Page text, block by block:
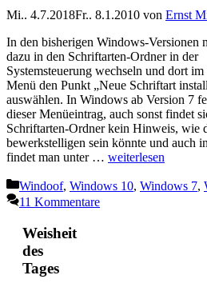
Mi.. 4.7.2018Fr.. 8.1.2010 von Ernst
In den bisherigen Windows-Versionen
dazu in den Schriftarten-Ordner in der
Systemsteuerung wechseln und dort
Menü den Punkt „Neue Schriftart
auswählen. In Windows ab Version 7
dieser Menüeintrag, auch sonst findet
Schriftarten-Ordner kein Hinweis, wie
bewerkstelligen sein könnte und auch
findet man unter … weiterlesen
Kategorien
Windoof, Windows 10, Windows 7,
11 Kommentare
Weisheit
des
Tages